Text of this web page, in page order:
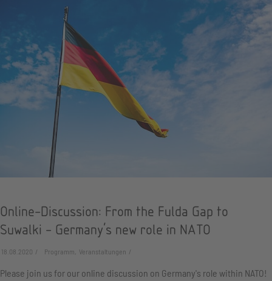
Online-Discussion: From the Fulda Gap to
Suwalki - Germany's new role in NATO
18.08.2020 Programm, Veranstaltungen
Please join us for our online discussion on Germany's role within NATO!